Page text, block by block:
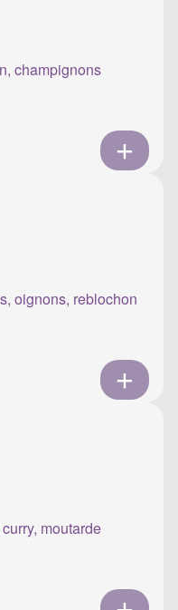
champignons
oignons, reblochon
moutarde